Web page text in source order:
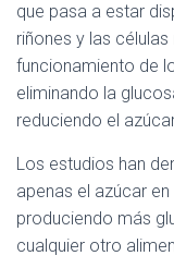
que pasa a estar
riñones y las
funcionamiento de
eliminando la
reduciendo el
Los estudios han
apenas el azúcar
produciendo más
cualquier otro